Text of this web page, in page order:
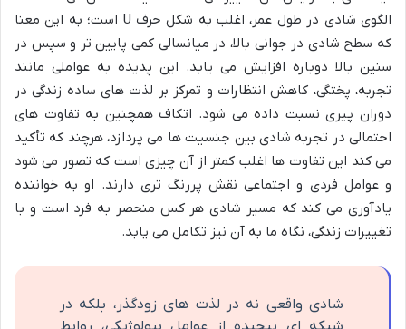
الگوی شادی در طول عمر، اغلب به شکل حرف U است؛ به این معنا
که سطح شادی در جوانی بالا، در میانسالی کمی پایین تر و سپس در
سنین بالا دوباره افزایش می یابد. این پدیده به عواملی مانند
تجربه، پختگی، کاهش انتظارات و تمرکز بر لذت های ساده زندگی در
دوران پیری نسبت داده می شود. اتکاف همچنین به تفاوت های
احتمالی در تجربه شادی بین جنسیت ها می پردازد، هرچند که تأکید
می کند این تفاوت ها اغلب کمتر از آن چیزی است که تصور می شود
و عوامل فردی و اجتماعی نقش پررنگ تری دارند. او به خواننده
یادآوری می کند که مسیر شادی هر کس منحصر به فرد است و با
تغییرات زندگی، نگاه ما به آن نیز تکامل می یابد.
شادی واقعی نه در لذت های زودگذر، بلکه در